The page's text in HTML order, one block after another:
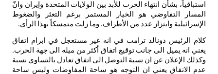
استباقياً، بشأن انتهاء الحرب للأبد بين الولايات المتحدة وإيران وانّ
المسار
التفاوضي هو الخيار المستمر برغم التعثر
والضغوط
الإسرائيلية وابتزاز عدد من الأطراف. وما زلت متمسكاً بهذا الرأي.
كلام الرئيس دونالد ترامب في انه غير مستعجل في ابرام
اتفاق
يعني
انه يميل الى جانب توقيع اتفاق أكثر من ميله الى جهة الحرب.
وكذلك الإعلان عن ان نسبة التوصل الى اتفاق تعادل بالتساوي نسبة
عدم
الاتفاق يعني ان التوجه هو ساحة المفاوضات وليس ساحة